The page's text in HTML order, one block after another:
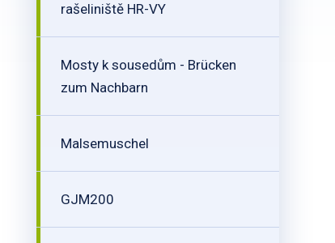
rašeliniště HR-VY
Mosty k sousedům - Brücken
zum Nachbarn
Malsemuschel
GJM200